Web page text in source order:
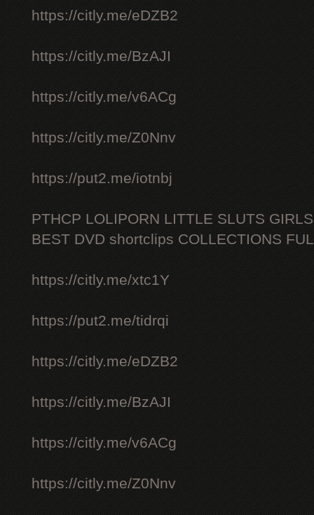
https://citly.me/eDZB2
https://citly.me/BzAJI
https://citly.me/v6ACg
https://citly.me/Z0Nnv
https://put2.me/iotnbj
PTHCP LOLIPORN LITTLE SLUTS
BEST DVD shortclips COLLECTIONS
https://citly.me/xtc1Y
https://put2.me/tidrqi
https://citly.me/eDZB2
https://citly.me/BzAJI
https://citly.me/v6ACg
https://citly.me/Z0Nnv